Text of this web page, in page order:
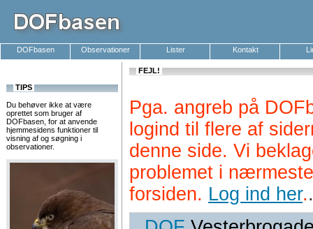
DOFbasen Observationer Lister Kontakt
TIPS
Du behøver ikke at være
oprettet som bruger af
DOFbasen, for at anvende
hjemmesidens funktioner til
visning af og søgning i
observationer.
FEJL!
Pga. angreb på
logind til flere af
denne side. Vi
problemet i
forsiden. Log ind her..